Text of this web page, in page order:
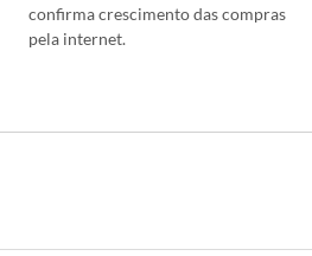
confirma crescimento das compras
pela internet.